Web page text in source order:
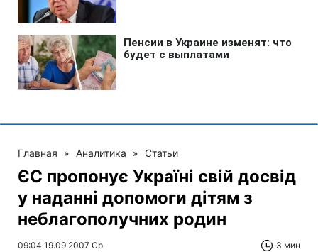
Главная » Аналитика » Статьи
ЄС пропонує Україні свій досвід
у наданні допомоги дітям з
неблагополучних родин
09:04 19.09.2007 Ср 3 мин